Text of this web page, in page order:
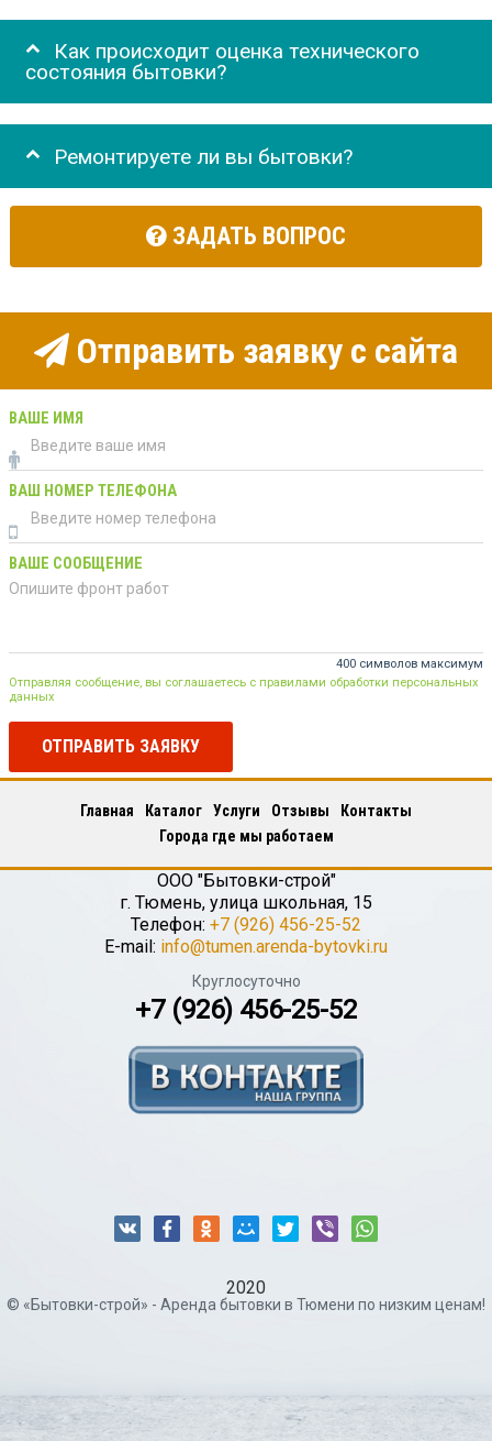
Как происходит оценка технического
состояния бытовки?
Ремонтируете ли вы бытовки?
ЗАДАТЬ ВОПРОС
Отправить заявку с сайта
ВАШЕ ИМЯ
ВАШ НОМЕР ТЕЛЕФОНА
ВАШЕ СООБЩЕНИЕ
400 символов максимум
Отправляя сообщение, вы соглашаетесь с правилами обработки персональных
данных
ОТПРАВИТЬ ЗАЯВКУ
Главная Каталог Услуги Отзывы
Контакты
Города где мы работаем
ООО "Бытовки-строй"
г. Тюмень, улица школьная, 15
Телефон: +7 (926) 456-25-52
E-mail: info@tumen.arenda-bytovki.ru
Круглосуточно
+7 (926) 456-25-52
2020
© «Бытовки-строй» - Аренда бытовки в Тюмени по низким ценам!